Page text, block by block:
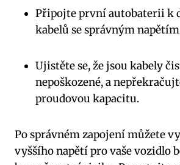
Připojte první autobaterii k
kabelů se správným
Ujistěte se, že jsou kabely
nepoškozené, a
proudovou kapacitu.
Po správném zapojení můžete
vyššího napětí pro vaše vozidlo